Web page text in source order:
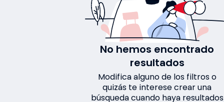
No hemos encontrado
resultados
Modifica alguno de los filtros o
quizás te interese crear una
búsqueda cuando haya resultados